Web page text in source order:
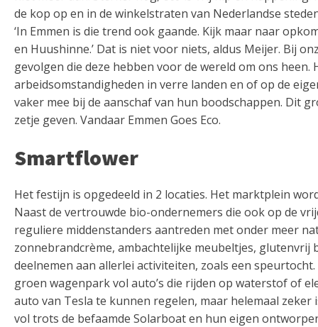
de kop op en in de winkelstraten van Nederlandse
‘In Emmen is die trend ook gaande. Kijk maar naar
en Huushinne.’ Dat is niet voor niets, aldus Meijer. Bij
gevolgen die deze hebben voor de wereld om ons
arbeidsomstandigheden in verre landen en of op de
vaker mee bij de aanschaf van hun boodschappen. Dit
zetje geven. Vandaar Emmen Goes Eco.
Smartflower
Het festijn is opgedeeld in 2 locaties. Het marktplein
Naast de vertrouwde bio-ondernemers die ook op de
reguliere middenstanders aantreden met onder meer
zonnebrandcrème, ambachtelijke meubeltjes, glutenvrij
deelnemen aan allerlei activiteiten, zoals een
groen wagenpark vol auto’s die rijden op waterstof of
auto van Tesla te kunnen regelen, maar helemaal
vol trots de befaamde Solarboat en hun eigen